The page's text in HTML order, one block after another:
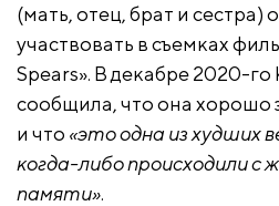
(мать, отец, брат и сестра)
участвовать в съемках
Spears». В декабре 2020-
сообщила, что она хорошо
и что «это одна из худших
когда-либо происходили с
памяти».